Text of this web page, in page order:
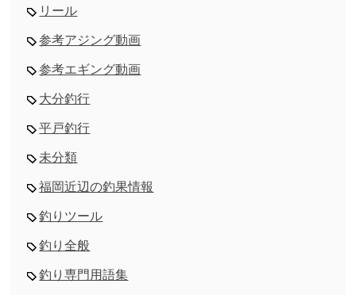
リール
参考アジング動画
参考エギング動画
大分釣行
平戸釣行
未分類
福岡近辺の釣果情報
釣りツール
釣り全般
釣り専門用語集